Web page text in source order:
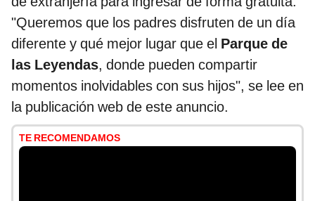
"Queremos que los padres disfruten de un día
diferente y qué mejor lugar que el Parque de
las Leyendas, donde pueden compartir
momentos inolvidables con sus hijos", se lee en
la publicación web de este anuncio.
TE RECOMENDAMOS